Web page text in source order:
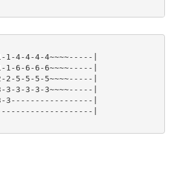
1-4-4-4-4~~~~-----|
1-6-6-6-6~~~~-----|
2-5-5-5-5~~~~-----|
3-3-3-3-3~~~~-----|
3-3-----------------|
|